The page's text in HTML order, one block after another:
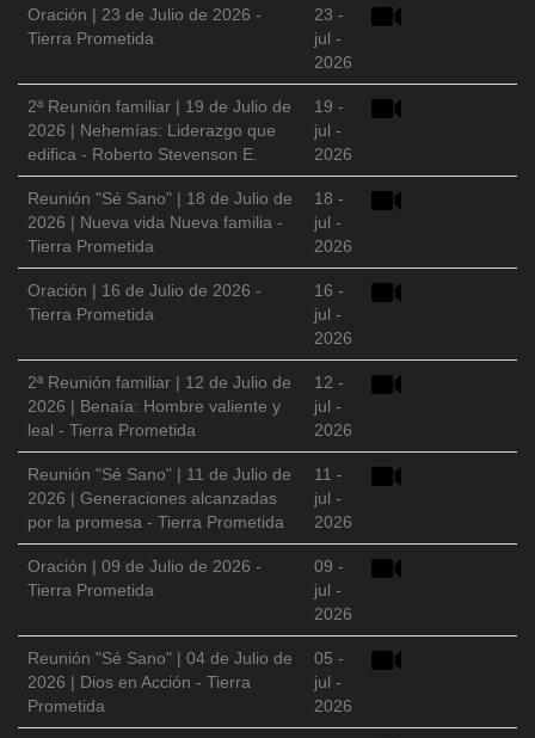
Oración | 23 de Julio de 2026 -
Tierra Prometida
23 -
jul -
2026
2ª Reunión familiar | 19 de Julio de
2026 | Nehemías: Liderazgo que
edifica - Roberto Stevenson E.
19 -
jul -
2026
Reunión "Sé Sano" | 18 de Julio de
2026 | Nueva vida Nueva familia -
Tierra Prometida
18 -
jul -
2026
Oración | 16 de Julio de 2026 -
Tierra Prometida
16 -
jul -
2026
2ª Reunión familiar | 12 de Julio de
2026 | Benaía: Hombre valiente y
leal - Tierra Prometida
12 -
jul -
2026
Reunión "Sé Sano" | 11 de Julio de
2026 | Generaciones alcanzadas
por la promesa - Tierra Prometida
11 -
jul -
2026
Oración | 09 de Julio de 2026 -
Tierra Prometida
09 -
jul -
2026
Reunión "Sé Sano" | 04 de Julio de
2026 | Dios en Acción - Tierra
Prometida
05 -
jul -
2026